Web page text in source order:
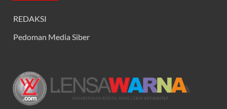
REDAKSI
Pedoman Media Siber